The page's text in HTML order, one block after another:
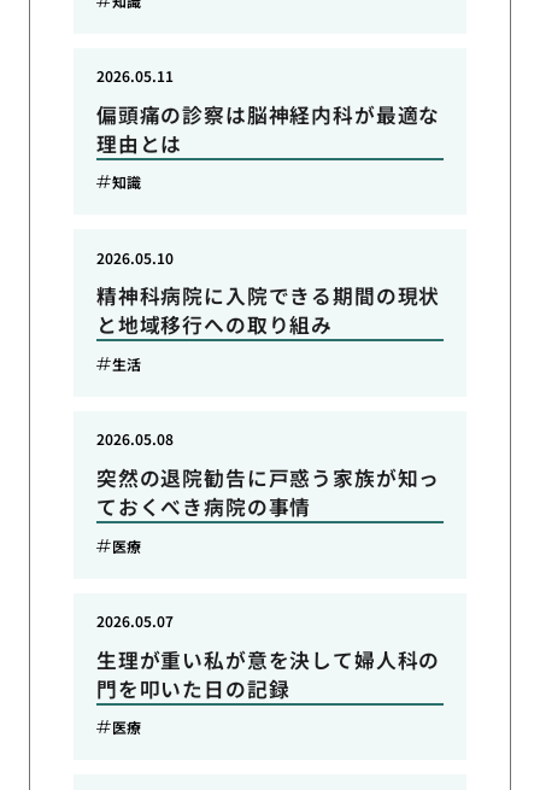
偏頭痛の診察は脳神経内科が最適な
理由とは
2026.05.11
知識
精神科病院に入院できる期間の現状
と地域移行への取り組み
2026.05.10
生活
突然の退院勧告に戸惑う家族が知っ
ておくべき病院の事情
2026.05.08
医療
生理が重い私が意を決して婦人科の
門を叩いた日の記録
2026.05.07
医療